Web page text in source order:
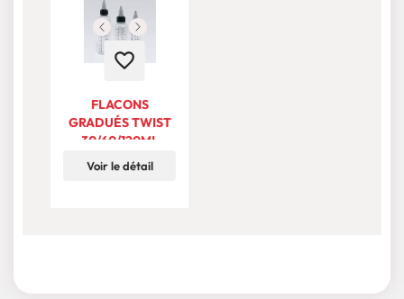
favorite_border
FLACONS
GRADUÉS TWIST
30/60/120ML
(10PCS)
Voir le détail